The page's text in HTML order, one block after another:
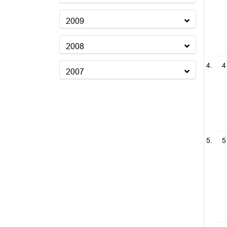
2009
2008
2007
4
5